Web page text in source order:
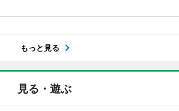
もっと見る
見る・遊ぶ